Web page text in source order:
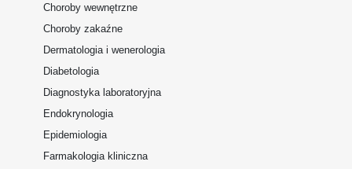
Choroby wewnętrzne
Choroby zakaźne
Dermatologia i wenerologia
Diabetologia
Diagnostyka laboratoryjna
Endokrynologia
Epidemiologia
Farmakologia kliniczna